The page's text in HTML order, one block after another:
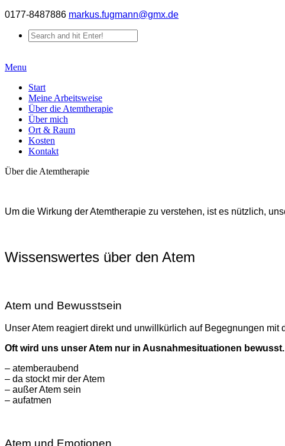
0177-8487886 markus.fugmann@gmx.de
Menu
Start
Meine Arbeitsweise
Über die Atemtherapie
Über mich
Ort & Raum
Kosten
Kontakt
Über die Atemtherapie
Um die Wirkung der Atemtherapie zu verstehen, ist es nützlich,
Wissenswertes über den Atem
Atem und Bewusstsein
Unser Atem reagiert direkt und unwillkürlich auf Begegnungen mit
Oft wird uns unser Atem nur in Ausnahmesituationen bewusst.
– atemberaubend
– da stockt mir der Atem
– außer Atem sein
– aufatmen
Atem und Emotionen